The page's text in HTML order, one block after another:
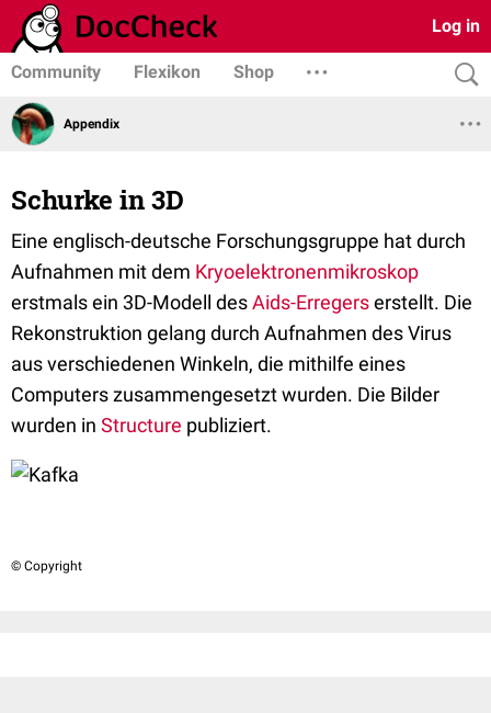
Log in
Community Flexikon Shop
Appendix
Schurke in 3D
Eine englisch-deutsche Forschungsgruppe hat durch
Aufnahmen mit dem Kryoelektronenmikroskop
erstmals ein 3D-Modell desAids-Erregerserstellt. Die
Rekonstruktion gelang durch Aufnahmen des Virus
aus verschiedenen Winkeln, die mithilfe eines
Computers zusammengesetzt wurden. Die Bilder
wurden in Structure publiziert.
© Copyright